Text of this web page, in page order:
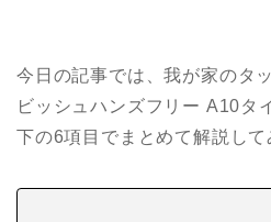
今日の記事では、我が家のタ
ビッシュハンズフリー A10タ
下の6項目でまとめて解説して